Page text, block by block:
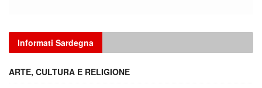
Informati Sardegna
ARTE, CULTURA E RELIGIONE